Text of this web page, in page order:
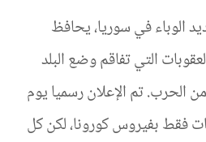
الوباء في سوريا، يحافظ
التي تفاقم وضع البلد
الحرب. تم الإعلان رسميا يوم
فقط بفيروس كورونا، لكن كل